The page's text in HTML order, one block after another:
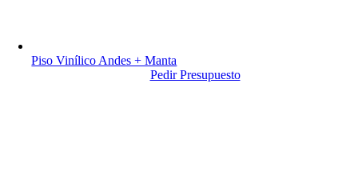
Piso Vinílico Andes + Manta
Pedir Presupuesto